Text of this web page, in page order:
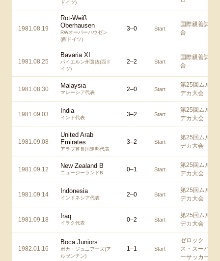
ドイツ)
1981.08.19
Rot-Weiß
Oberhausen
RWオーバーハウゼン
(西ドイツ)
3–0 Start
国際親善試
合
1981.08.25
Bavaria XI
バイエルン州選抜(西ド
イツ)
2–2 Start
国際親善試
合
1981.08.30 Malaysia
マレーシア代表 2–0 Start
第25回ムル
デカ大会
1981.09.03 India
インド代表 3–2 Start
第25回ムル
デカ大会
1981.09.08
United Arab
Emirates
アラブ首長国連邦代表
3–2 Start
第25回ムル
デカ大会
1981.09.12 New Zealand B
ニュージーランドB 0–1 Start
第25回ムル
デカ大会
1981.09.14 Indonesia
インドネシア代表 2–0 Start
第25回ムル
デカ大会
1981.09.18 Iraq
イラク代表 0–2 Start
第25回ムル
デカ大会
1982.01.16
Boca Juniors
ボカ・ジュニアーズ(ア
ルゼンチン)
1–1 Start
ゼロック
ス・スーパ
ーサッカー